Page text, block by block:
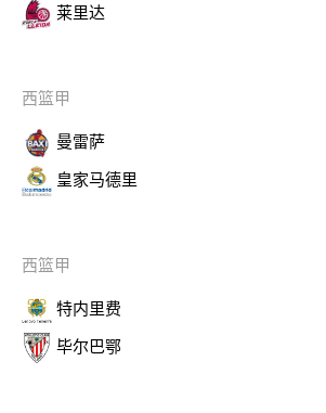
莱里达
西篮甲
曼雷萨
皇家马德里
西篮甲
特内里费
毕尔巴鄂